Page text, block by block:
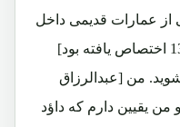
از عمارات قدیمی داخل
ارگ که برای تدویر لویه جرگه 1343 اختصاص یافته بود]
من [عبدالرزاق
یقیین دارم که داؤد